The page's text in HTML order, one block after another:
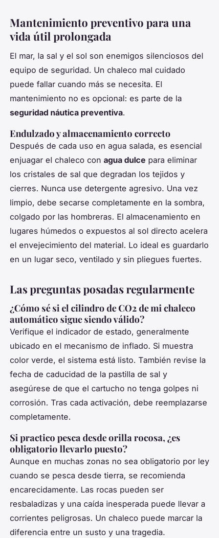
Mantenimiento preventivo para una
vida útil prolongada
El mar, la sal y el sol son enemigos silenciosos del
equipo de seguridad. Un chaleco mal cuidado
puede fallar cuando más se necesita. El
mantenimiento no es opcional: es parte de la
seguridad náutica preventiva.
Endulzado y almacenamiento correcto
Después de cada uso en agua salada, es esencial
enjuagar el chaleco con agua dulce para eliminar
los cristales de sal que degradan los tejidos y
cierres. Nunca use detergente agresivo. Una vez
limpio, debe secarse completamente en la sombra,
colgado por las hombreras. El almacenamiento en
lugares húmedos o expuestos al sol directo acelera
el envejecimiento del material. Lo ideal es guardarlo
en un lugar seco, ventilado y sin pliegues fuertes.
Las preguntas posadas regularmente
¿Cómo sé si el cilindro de CO2 de mi chaleco
automático sigue siendo válido?
Verifique el indicador de estado, generalmente
ubicado en el mecanismo de inflado. Si muestra
color verde, el sistema está listo. También revise la
fecha de caducidad de la pastilla de sal y
asegúrese de que el cartucho no tenga golpes ni
corrosión. Tras cada activación, debe reemplazarse
completamente.
Si practico pesca desde orilla rocosa, ¿es
obligatorio llevarlo puesto?
Aunque en muchas zonas no sea obligatorio por ley
cuando se pesca desde tierra, se recomienda
encarecidamente. Las rocas pueden ser
resbaladizas y una caída inesperada puede llevar a
corrientes peligrosas. Un chaleco puede marcar la
diferencia entre un susto y una tragedia.